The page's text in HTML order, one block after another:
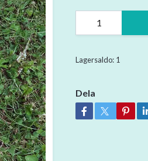
Lagersaldo: 1
Dela